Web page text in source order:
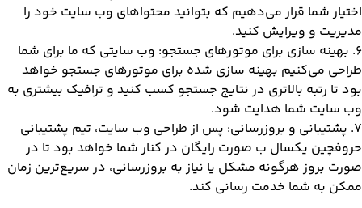
اختیار شما قرار می‌دهیم که بتوانید محتواهای وب سایت خود را
مدیریت و ویرایش کنید.
۶. بهینه سازی برای موتورهای جستجو: وب سایتی که ما برای شما
طراحی می‌کنیم بهینه سازی شده برای موتورهای جستجو خواهد
بود تا رتبه بالاتری در نتایج جستجو کسب کنید و ترافیک بیشتری به
وب سایت شما هدایت شود.
۷. پشتیبانی و بروزرسانی: پس از طراحی وب سایت، تیم پشتیبانی
حروفچین یکسال ب صورت رایگان در کنار شما خواهد بود تا در
صورت بروز هرگونه مشکل یا نیاز به بروزرسانی، در سریع‌ترین زمان
ممکن به شما خدمت رسانی کند.